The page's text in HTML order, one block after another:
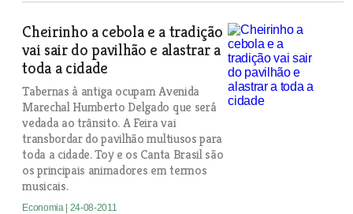
Cheirinho a cebola e a tradição
vai sair do pavilhão e alastrar a
toda a cidade
Tabernas à antiga ocupam Avenida
Marechal Humberto Delgado que será
vedada ao trânsito. A Feira vai
transbordar do pavilhão multiusos para
toda a cidade. Toy e os Canta Brasil são
os principais animadores em termos
musicais.
Economia | 24-08-2011